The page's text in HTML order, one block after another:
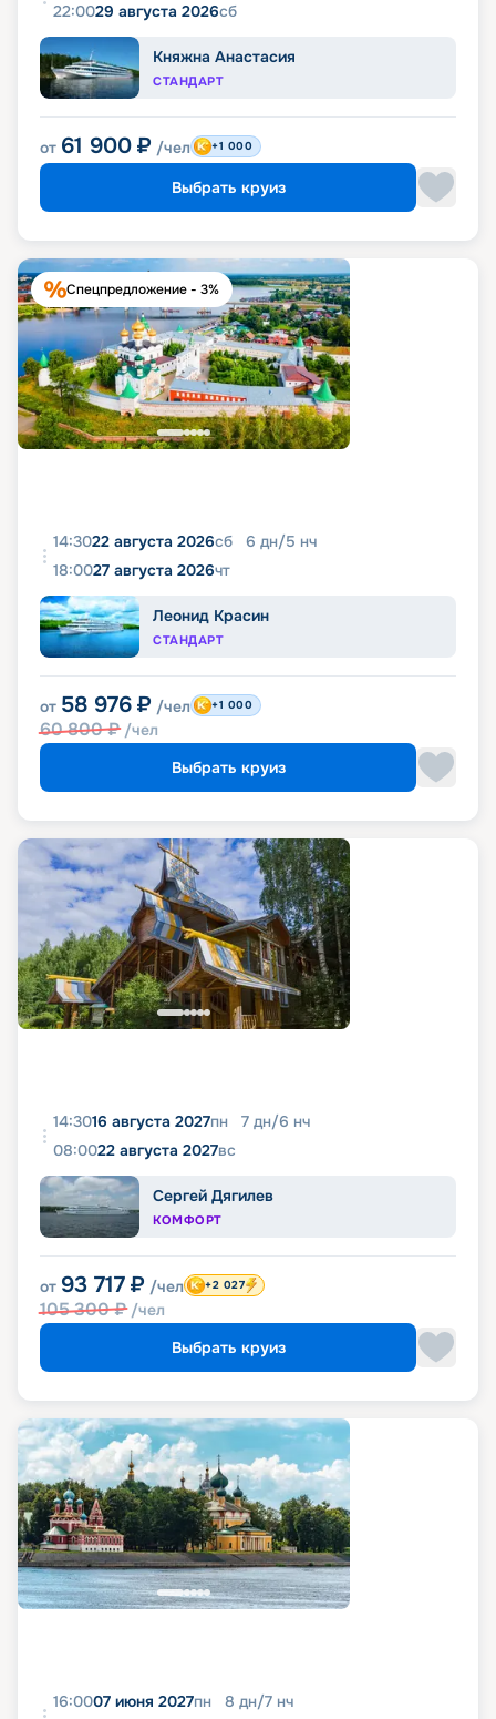
22:0029 августа 2026сб
Княжна Анастасия
СТАНДАРТ
от 61 900 ₽ /чел +1 000
Выбрать круиз
Спецпредложение - 3%
14:3022 августа 2026сб 6 дн/5 нч
18:0027 августа 2026чт
Леонид Красин
СТАНДАРТ
от 58 976 ₽ /чел
60 800₽ /чел
+1 000
Выбрать круиз
14:3016 августа 2027пн 7 дн/6 нч
08:0022 августа 2027вс
Сергей Дягилев
КОМФОРТ
от 93 717 ₽ /чел
105 300₽ /чел
+2 027
Выбрать круиз
16:0007 июня 2027пн 8 дн/7 нч